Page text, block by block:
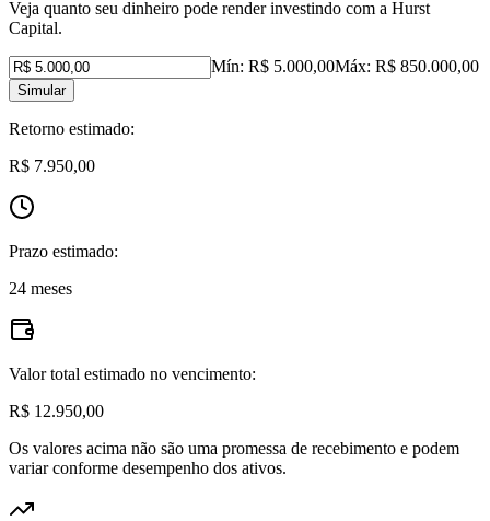
Veja quanto seu dinheiro pode render investindo com a Hurst
Capital.
Mín: R$ 5.000,00Máx: R$ 850.000,00
Simular
Retorno estimado:
R$ 7.950,00
Prazo estimado:
24 meses
Valor total estimado no vencimento:
R$ 12.950,00
Os valores acima não são uma promessa de recebimento e podem
variar conforme desempenho dos ativos.